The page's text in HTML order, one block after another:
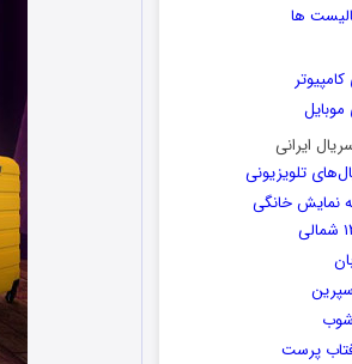
ها
موبایل
ایرانی
تلویزیونی
نمایش خانگی
پرست